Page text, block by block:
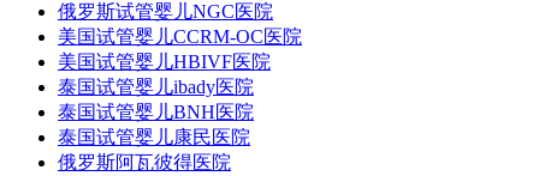
俄罗斯试管婴儿NGC医院
美国试管婴儿CCRM-OC医院
美国试管婴儿HBIVF医院
泰国试管婴儿ibady医院
泰国试管婴儿BNH医院
泰国试管婴儿康民医院
俄罗斯阿瓦彼得医院